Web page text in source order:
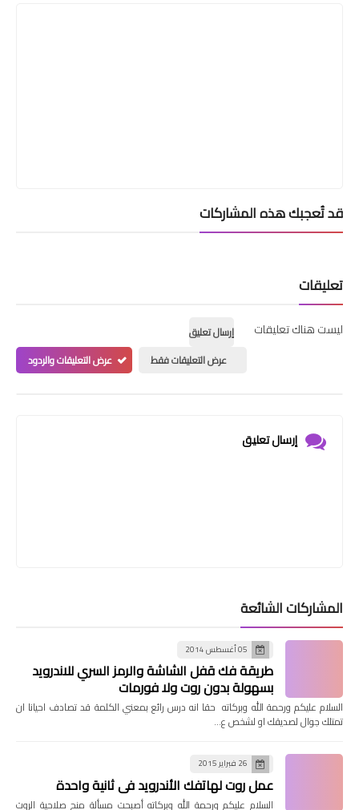
قد تُعجبك هذه المشاركات
تعليقات
ليست هناك تعليقات
إرسال تعليق
عرض التعليقات فقط
عرض التعليقات والردود
إرسال تعليق
المشاركات الشائعة
05 أغسطس 2014
طريقة فك قفل الشاشة والرمز السري للاندرويد
بسهولة بدون روت ولا فورمات
السلام عليكم ورحمة الله وبركاته حقا انه درس رائع بمعني الكلمة قد تصادف احيانا ان
تمتلك جوال لصديقك او لشخص ع…
26 فبراير 2015
عمل روت لهاتفك الأندرويد في ثانية واحدة
السلام عليكم ورحمة الله وبركاته أصبحت مسألة منح صلاحية الروت